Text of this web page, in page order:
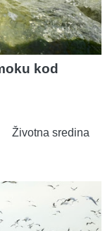
kod
Životna sredina